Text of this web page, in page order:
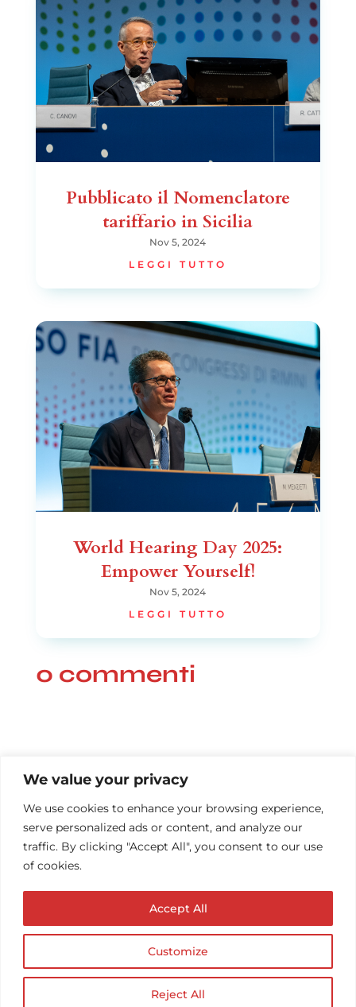
We value your privacy
We use cookies to enhance your browsing experience,
serve personalized ads or content, and analyze our
traffic. By clicking "Accept All", you consent to our use
of cookies.
Customize
Reject All
Accept All
Pubblicato il Nomenclatore
tariffario in Sicilia
Nov 5, 2024
LEGGI TUTTO
World Hearing Day 2025:
Empower Yourself!
Nov 5, 2024
LEGGI TUTTO
0 commenti
© Copyright AUDIOPROTESISTA.IT. All rights
reserved.| ECA EDIT S.R.L. Partita IVA: 02214740686
| Website byFirmà